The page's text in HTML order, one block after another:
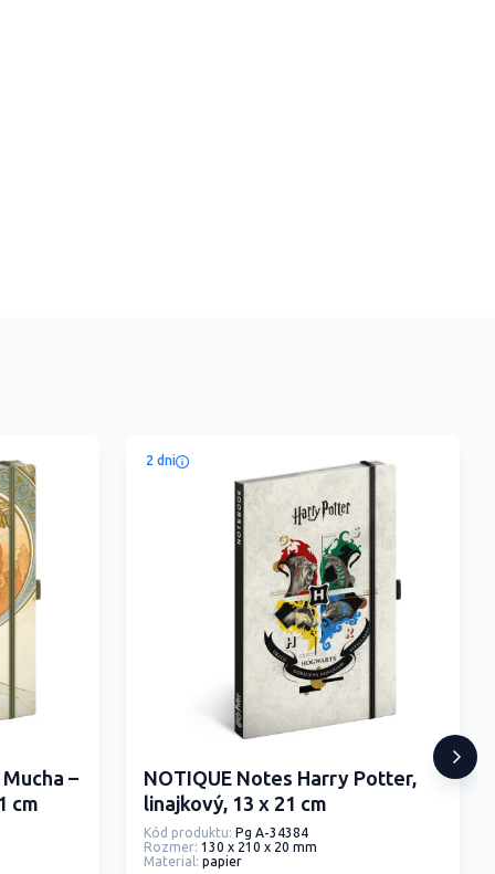
–
cm
2 dni
NOTIQUE Notes Harry Potter,
linajkový, 13 x 21 cm
Kód produktu: Pg A-34384
Rozmer: 130 x 210 x 20 mm
Material: papier